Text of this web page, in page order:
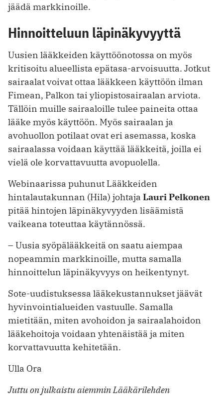
jäädä markkinoille.
Hinnoitteluun läpinäkyvyyttä
Uusien lääkkeiden käyttöönotossa on myös
kritisoitu alueellista epätasa-arvoisuutta. Jotkut
sairaalat voivat ottaa lääkkeen käyttöön ilman
Fimean, Palkon tai yliopistosairaalan arviota.
Tällöin muille sairaaloille tulee paineita ottaa
lääke myös käyttöön. Myös sairaalan ja
avohuollon potilaat ovat eri asemassa, koska
sairaalassa voidaan käyttää lääkkeitä, joilla ei
vielä ole korvattavuutta avopuolella.
Webinaarissa puhunut Lääkkeiden
hintalautakunnan (Hila) johtaja Lauri Pelkonen
pitää hintojen läpinäkyvyyden lisäämistä
vaikeana toteuttaa käytännössä.
– Uusia syöpälääkkeitä on saatu aiempaa
nopeammin markkinoille, mutta samalla
hinnoittelun läpinäkyvyys on heikentynyt.
Sote-uudistuksessa lääkekustannukset jäävät
hyvinvointialueiden vastuulle. Samalla
mietitään, miten avohoidon ja sairaalahoidon
lääkehoitoja voidaan yhtenäistää ja miten
korvattavuutta kehitetään.
Ulla Ora
Juttu on julkaistu aiemmin Lääkärilehden